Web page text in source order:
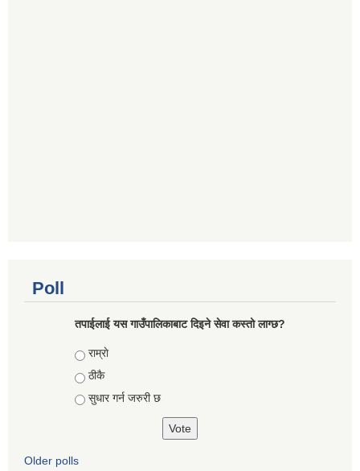
Poll
तपाईलाई यस गाउँपालिकाबाट दिइने सेवा कस्तो लाग्छ?
Choices
राम्राे
ठीकै
सुधार गर्न जरुरी छ
Older polls